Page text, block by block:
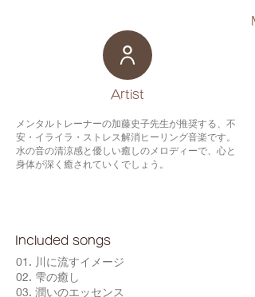
​Artist
メンタルトレーナーの加藤史子先生が推奨する、不
安・イライラ・ストレス解消ヒーリング音楽です。
水の音の清涼感と優しい癒しのメロディーで、心と
身体が深く癒されていくでしょう。
Included songs
01. 川に流すイメージ
02. 雫の癒し
03. 潤いのエッセンス